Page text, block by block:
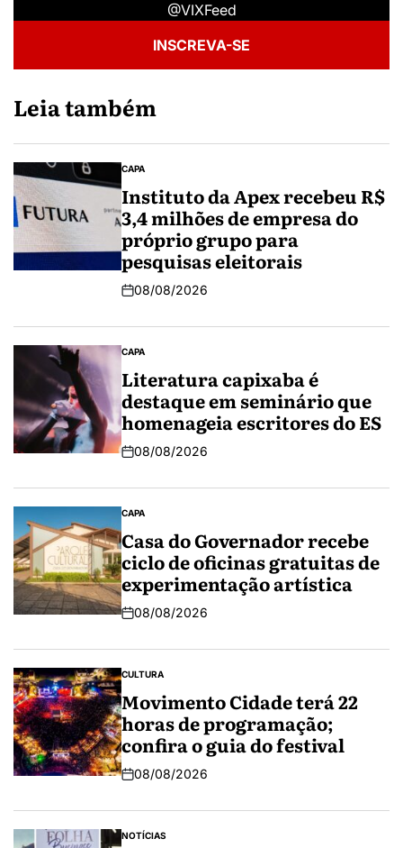
@VIXFeed
INSCREVA-SE
Leia também
CAPA
Instituto da Apex recebeu R$
3,4 milhões de empresa do
próprio grupo para
pesquisas eleitorais
08/08/2026
CAPA
Literatura capixaba é
destaque em seminário que
homenageia escritores do ES
08/08/2026
CAPA
Casa do Governador recebe
ciclo de oficinas gratuitas de
experimentação artística
08/08/2026
CULTURA
Movimento Cidade terá 22
horas de programação;
confira o guia do festival
08/08/2026
NOTÍCIAS